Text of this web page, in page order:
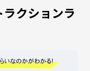
クションラ